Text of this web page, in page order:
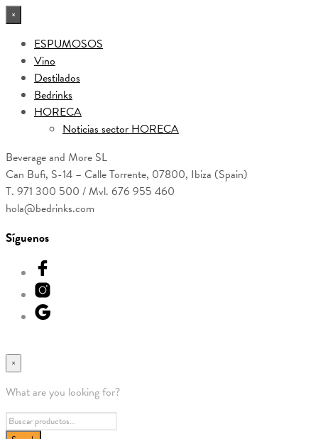
×
ESPUMOSOS
Vino
Destilados
Bedrinks
HORECA
Noticias sector HORECA
Beverage and More SL
Can Bufi, S-14 – Calle Torrente, 07800, Ibiza (Spain)
T. 971 300 500 / Mvl. 676 955 460
hola@bedrinks.com
Síguenos
×
What are you looking for?